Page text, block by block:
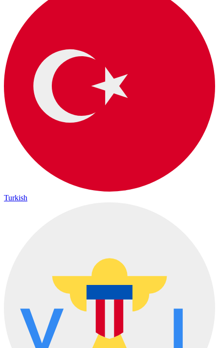
Turkish